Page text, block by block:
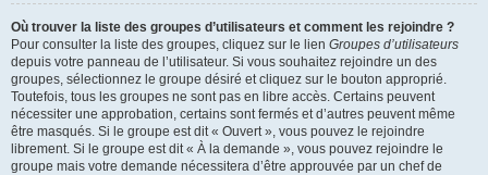
Où trouver la liste des groupes d’utilisateurs et comment les rejoindre ?
Pour consulter la liste des groupes, cliquez sur le lien Groupes d’utilisateurs
depuis votre panneau de l’utilisateur. Si vous souhaitez rejoindre un des
groupes, sélectionnez le groupe désiré et cliquez sur le bouton approprié.
Toutefois, tous les groupes ne sont pas en libre accès. Certains peuvent
nécessiter une approbation, certains sont fermés et d’autres peuvent même
être masqués. Si le groupe est dit « Ouvert », vous pouvez le rejoindre
librement. Si le groupe est dit « À la demande », vous pouvez rejoindre le
groupe mais votre demande nécessitera d’être approuvée par un chef de